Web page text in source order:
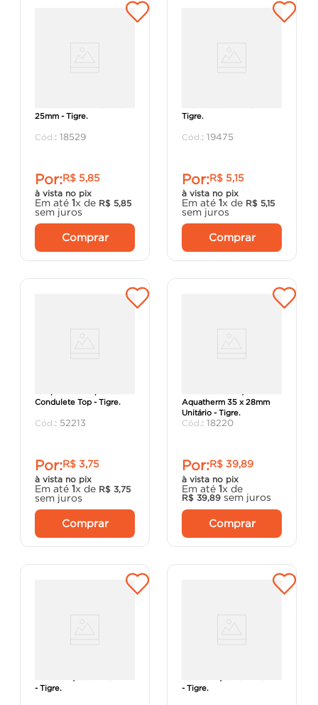
25mm - Tigre.
: 18529
Por:R$ 5,85
à vista no pix
Em até 1x de R$ 5,85
sem juros
Comprar
Tigre.
: 19475
Por:R$ 5,15
à vista no pix
Em até 1x de R$ 5,15
sem juros
Comprar
Condulete Top - Tigre.
: 52213
Por:R$ 3,75
à vista no pix
Em até 1x de R$ 3,75
sem juros
Comprar
Aquatherm 35 x 28mm
Unitário - Tigre.
: 18220
Por:R$ 39,89
à vista no pix
Em até 1x de
R$ 39,89 sem juros
Comprar
- Tigre.
- Tigre.